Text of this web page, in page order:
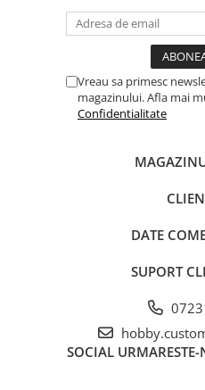
Vreau sa primesc
magazinului. Afla mai
Confidentialitate
DATE
SUPORT
SOCIAL